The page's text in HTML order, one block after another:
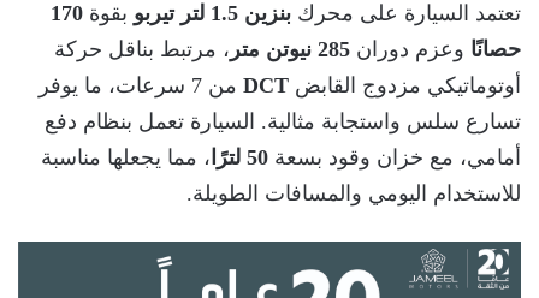
تعتمد السيارة على محرك بنزين 1.5 لتر تيربو بقوة 170
حصانًا وعزم دوران 285 نيوتن متر
، مرتبط بناقل حركة
أوتوماتيكي مزدوج القابض DCT
من 7 سرعات، ما يوفر
تسارع سلس واستجابة مثالية. السيارة تعمل بنظام دفع
أمامي، مع خزان وقود بسعة 50 لترًا
، مما يجعلها مناسبة
للاستخدام اليومي والمسافات الطويلة.